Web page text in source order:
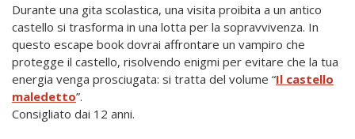
Durante una gita scolastica, una visita proibita a un antico
castello si trasforma in una lotta per la sopravvivenza. In
questo escape book dovrai affrontare un vampiro che
protegge il castello, risolvendo enigmi per evitare che la tua
energia venga prosciugata: si tratta del volume “Il castello
maledetto”.
Consigliato dai 12 anni.